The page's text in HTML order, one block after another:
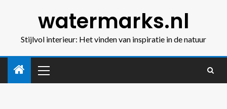
watermarks.nl
Stijlvol interieur: Het vinden van inspiratie in de natuur